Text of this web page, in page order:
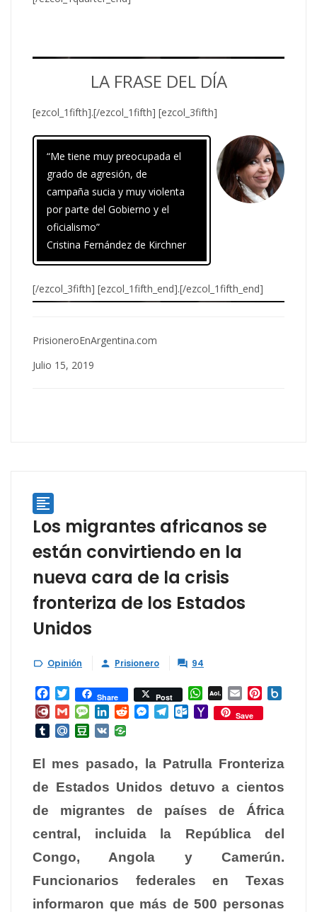
LA FRASE DEL DÍA
[ezcol_1fifth].[/ezcol_1fifth] [ezcol_3fifth]
“Me tiene muy preocupada el
grado de agresión, de
campaña sucia y muy violenta
por parte del Gobierno y el
oficialismo”
Cristina Fernández de Kirchner
[/ezcol_3fifth] [ezcol_1fifth_end].[/ezcol_1fifth_end]
PrisioneroEnArgentina.com
Julio 15, 2019

Los migrantes africanos se
están convirtiendo en la
nueva cara de la crisis
fronteriza de los Estados
Unidos
 Opinión  Prisionero  94
Facebook
TwitterShare Post WhatsApp
AOL
Mail
Email Pinterest
Diary.RuGmailMessage
LinkedInRedditMessenger
TelegramOutlook.com
YahooSave
TumblrMail.RuDouban
VK
El mes pasado, la Patrulla Fronteriza
de Estados Unidos detuvo a cientos
de migrantes de países de África
central, incluida la República del
Congo, Angola y Camerún.
Funcionarios federales en Texas
informaron que más de 500 personas